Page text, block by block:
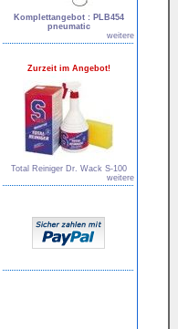
Komplettangebot : PLB454
pneumatic
weitere
Zurzeit im Angebot!
Total Reiniger Dr. Wack S-100
weitere